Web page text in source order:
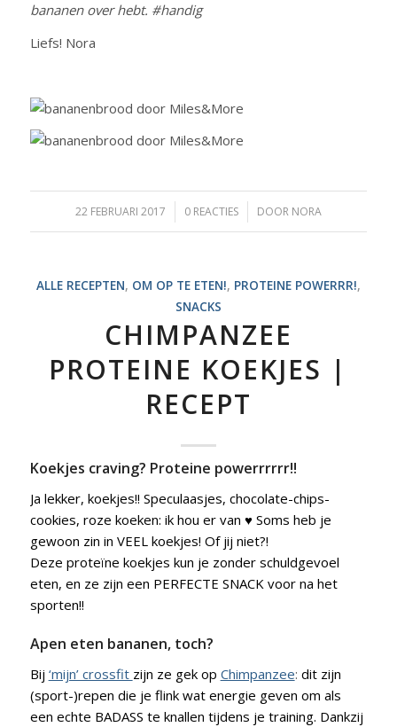
bananen over hebt. #handig
Liefs! Nora
22 FEBRUARI 2017
/ 0 REACTIES
/ DOOR NORA
ALLE RECEPTEN, OM OP TE ETEN!, PROTEINE POWERRR!,
SNACKS
CHIMPANZEE
PROTEINE KOEKJES |
RECEPT
Koekjes craving? Proteine powerrrrrr!!
Ja lekker, koekjes!! Speculaasjes, chocolate-chips-
cookies, roze koeken: ik hou er van ♥ Soms heb je
gewoon zin in VEEL koekjes! Of jij niet?!
Deze proteïne koekjes kun je zonder schuldgevoel
eten, en ze zijn een PERFECTE SNACK voor na het
sporten!!
Apen eten bananen, toch?
Bij ‘mijn’ crossfit zijn ze gek op Chimpanzee: dit zijn
(sport-)repen die je flink wat energie geven om als
een echte BADASS te knallen tijdens je training. Dankzij